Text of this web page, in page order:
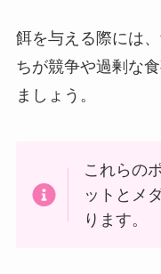
餌を与える際には
ちが競争や過剰な
ましょう。
これらの
ットとメ
ります。